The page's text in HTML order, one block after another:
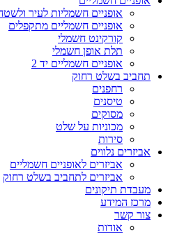
אופניים חשמליות לעיר
אופניים חשמליים מתקפלים
קורקינט חשמלי
תלת אופן חשמלי
אופניים חשמליים יד 2
תחביב בשלט רחוק
רחפנים
טיסנים
מסוקים
מכוניות על שלט
סירות
אביזרים נלווים
אביזרים לאופניים חשמליים
אביזרים לתחביב בשלט רחוק
מעבדת תיקונים
מרכז המידע
צור קשר
אודות